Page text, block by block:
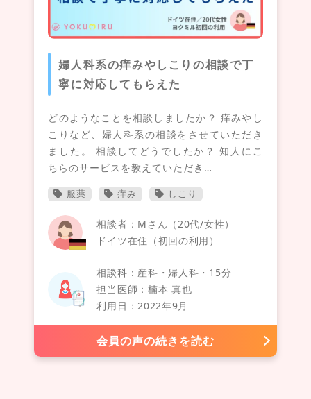
婦人科系の痒みやしこりの相談で丁
寧に対応してもらえた
どのようなことを相談しましたか？ 痒みやし
こりなど、婦人科系の相談をさせていただき
ました。 相談してどうでしたか？ 知人にこ
ちらのサービスを教えていただき…
服薬 痒み しこり
相談者：Mさん（20代/女性）
ドイツ在住（初回の利用）
相談科：産科・婦人科・15分
担当医師：楠本 真也
利用日：2022年9月
会員の声の続きを読む